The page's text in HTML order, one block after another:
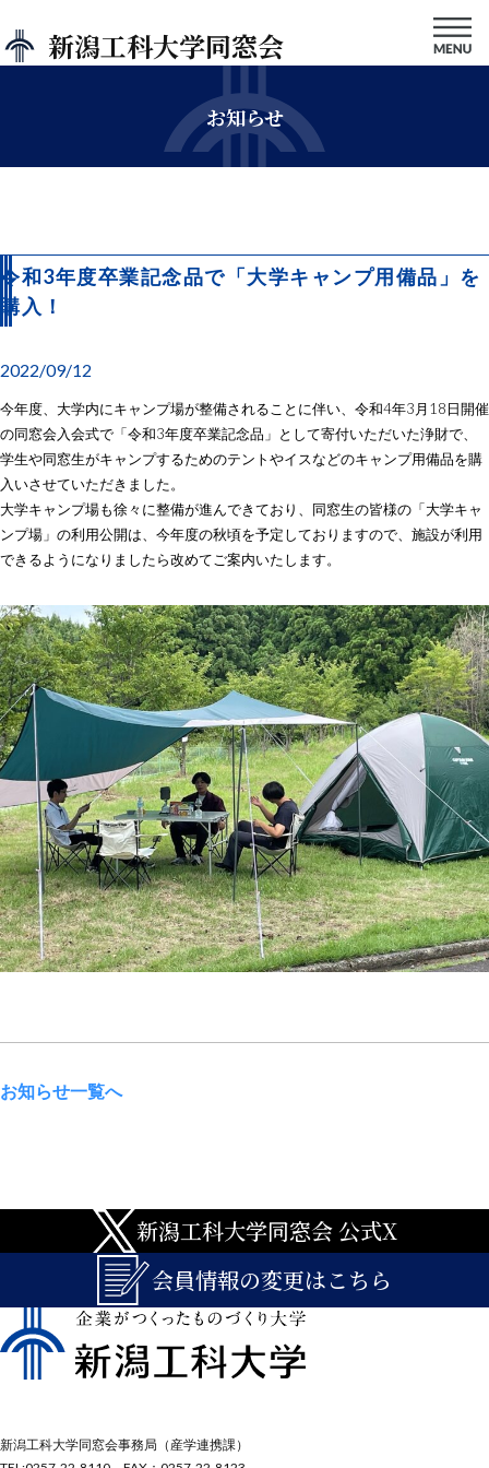
新潟工科大学同窓会
お知らせ
令和3年度卒業記念品で「大学キャンプ用備品」を
購入！
2022/09/12
今年度、大学内にキャンプ場が整備されることに伴い、令和4年3月18日開催
の同窓会入会式で「令和3年度卒業記念品」として寄付いただいた浄財で、
学生や同窓生がキャンプするためのテントやイスなどのキャンプ用備品を購
入いさせていただきました。
大学キャンプ場も徐々に整備が進んできており、同窓生の皆様の「大学キャ
ンプ場」の利用公開は、今年度の秋頃を予定しておりますので、施設が利用
できるようになりましたら改めてご案内いたします。
お知らせ一覧へ
新潟工科大学同窓会 公式X
会員情報の変更はこちら
新潟工科大学同窓会事務局（産学連携課）